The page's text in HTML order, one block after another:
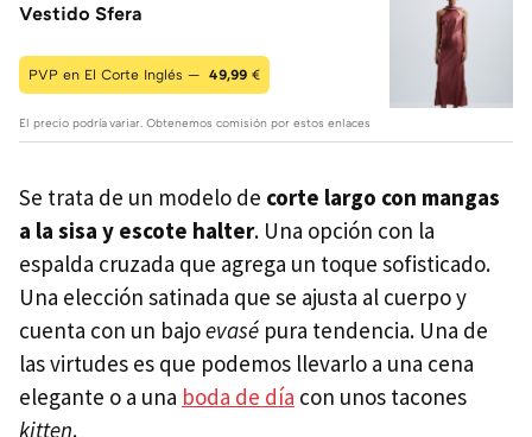
Vestido Sfera
PVP en El Corte Inglés — 49,99 €
El precio podría variar. Obtenemos comisión por estos enlaces
Se trata de un modelo de corte largo con mangas
a la sisa y escote halter. Una opción con la
espalda cruzada que agrega un toque sofisticado.
Una elección satinada que se ajusta al cuerpo y
cuenta con un bajoevasé pura tendencia. Una de
las virtudes es que podemos llevarlo a una cena
elegante o a una boda de día con unos tacones
kitten.